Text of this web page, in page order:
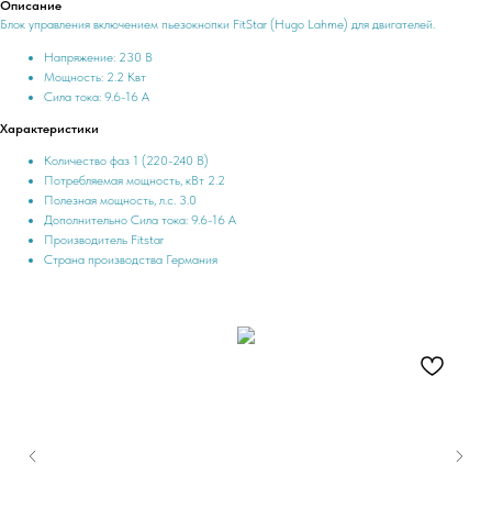
Описание
Блок управления включением пьезокнопки FitStar (Hugo Lahme) для двигателей.
Напряжение: 230 В
Мощность: 2.2 Квт
Сила тока: 9.6-16 А
Характеристики
Количество фаз 1 (220-240 В)
Потребляемая мощность, кВт 2.2
Полезная мощность, л.с. 3.0
Дополнительно Сила тока: 9.6-16 А
Производитель Fitstar
Страна производства Германия